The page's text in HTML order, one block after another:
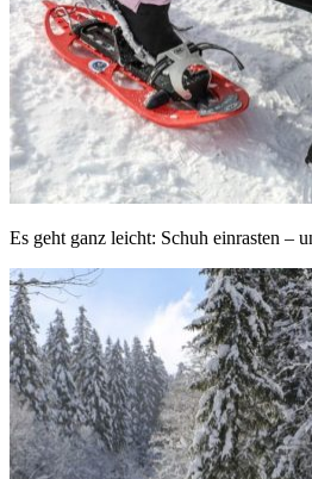
Es geht ganz leicht: Schuh einrasten –